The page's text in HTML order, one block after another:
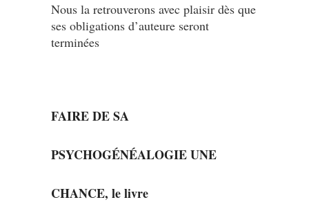
Nous la retrouverons avec plaisir dès que
ses obligations d’auteure seront
terminées
FAIRE DE SA
PSYCHOGÉNÉALOGIE UNE
CHANCE, le livre